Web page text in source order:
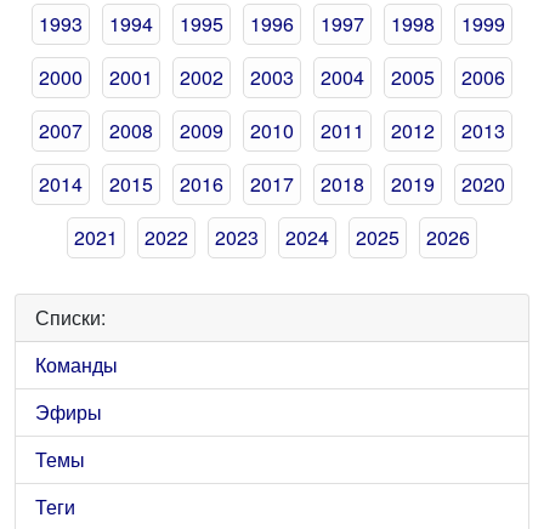
1993
1994 1995 1996 1997 1998
1999
2000
2001 2002 2003 2004 2005
2006
2007
2008 2009 2010 2011 2012
2013
2014
2015 2016 2017 2018 2019
2020
2021
2022 2023 2024 2025 2026
Списки:
Команды
Эфиры
Темы
Теги